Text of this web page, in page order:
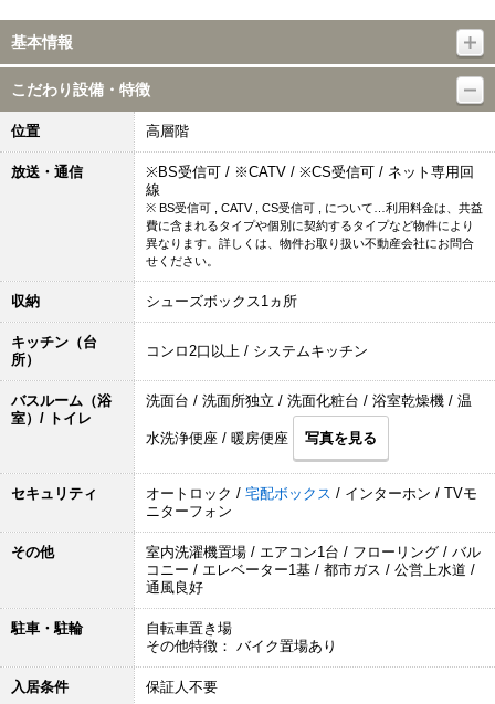
基本情報
こだわり設備・特徴
位置 高層階
放送・通信
※BS受信可 / ※CATV / ※CS受信可 / ネット専用回
線
※ BS受信可 , CATV , CS受信可 , について…利用料金は、共益
費に含まれるタイプや個別に契約するタイプなど物件により
異なります。詳しくは、物件お取り扱い不動産会社にお問合
せください。
収納 シューズボックス1ヵ所
キッチン（台
所）
コンロ2口以上 / システムキッチン
バスルーム（浴
室）/ トイレ
洗面台 / 洗面所独立 / 洗面化粧台 / 浴室乾燥機 / 温
水洗浄便座 / 暖房便座 写真を見る
セキュリティ オートロック / 宅配ボックス / インターホン / TVモ
ニターフォン
その他
室内洗濯機置場 / エアコン1台 / フローリング / バル
コニー / エレベーター1基 / 都市ガス / 公営上水道 /
通風良好
駐車・駐輪
自転車置き場
その他特徴： バイク置場あり
入居条件 保証人不要